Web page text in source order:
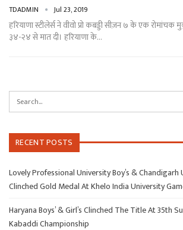
TDADMIN Jul 23, 2019
हरियाणा स्टीलेर्स ने वीवो प्रो कबड्डी सीज़न ७ के एक
३४-२४ से मात दी। हरियाणा के…
RECENT POSTS
Lovely Professional University Boy’s & Chandigarh
Clinched Gold Medal At Khelo India University
Haryana Boys’ & Girl’s Clinched The Title At 35th
Kabaddi Championship